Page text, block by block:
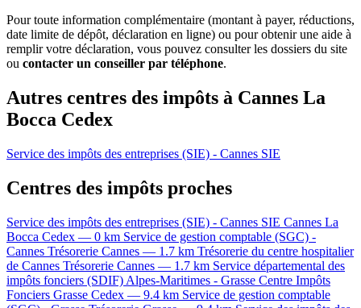
Pour toute information complémentaire (montant à payer, réductions,
date limite de dépôt, déclaration en ligne) ou pour obtenir une aide à
remplir votre déclaration, vous pouvez consulter les dossiers du site
ou contacter un conseiller par téléphone.
Autres centres des impôts à Cannes La
Bocca Cedex
Service des impôts des entreprises (SIE) - Cannes SIE
Centres des impôts proches
Service des impôts des entreprises (SIE) - Cannes SIE Cannes La
Bocca Cedex — 0 km Service de gestion comptable (SGC) -
Cannes Trésorerie Cannes — 1.7 km Trésorerie du centre hospitalier
de Cannes Trésorerie Cannes — 1.7 km Service départemental des
impôts fonciers (SDIF) Alpes-Maritimes - Grasse Centre Impôts
Fonciers Grasse Cedex — 9.4 km Service de gestion comptable